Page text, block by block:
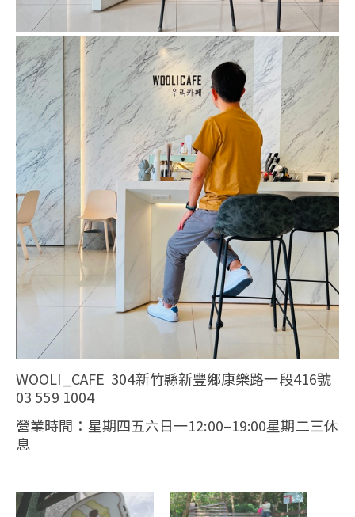
WOOLI_CAFE 304新竹縣新豐鄉康樂路一段416號
03 559 1004
營業時間：星期四五六日一12:00–19:00星期二三休
息